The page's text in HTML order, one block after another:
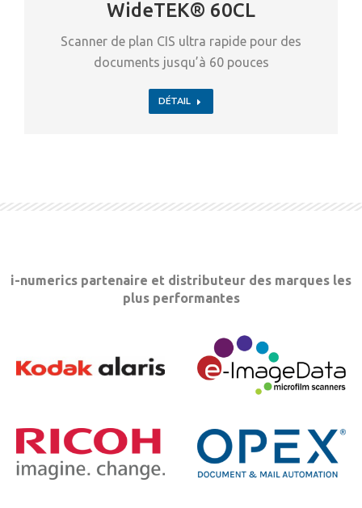
WideTEK® 60CL
Scanner de plan CIS ultra rapide pour des
documents jusqu’à 60 pouces
DÉTAIL
i-numerics partenaire et distributeur des marques les
plus performantes